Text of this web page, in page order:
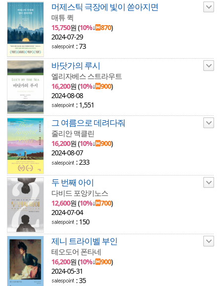
머제스틱 극장에 빛이 쏟아지면
매튜 퀵
15,750원 (10%↓ 870)
2024-07-29
: 73
바닷가의 루시
엘리자베스 스트라우트
16,200원 (10%↓ 900)
2024-08-08
: 1,551
그 여름으로 데려다줘
줄리안 맥클린
16,200원 (10%↓ 900)
2024-08-07
: 233
두 번째 아이
다비드 포앙키노스
12,600원 (10%↓ 700)
2024-07-04
: 150
제니 트라이벨 부인
테오도어 폰타네
16,200원 (10%↓ 900)
2024-05-31
: 35